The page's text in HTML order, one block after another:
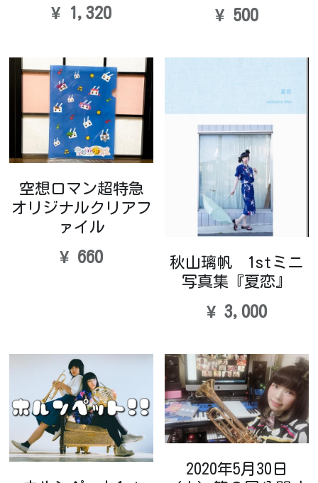
¥ 1,320 ¥ 500
空想ロマン超特急
オリジナルクリアフ
ァイル
¥ 660
秋山璃帆 1stミニ
写真集『夏恋』
¥ 3,000
2020年5月30日